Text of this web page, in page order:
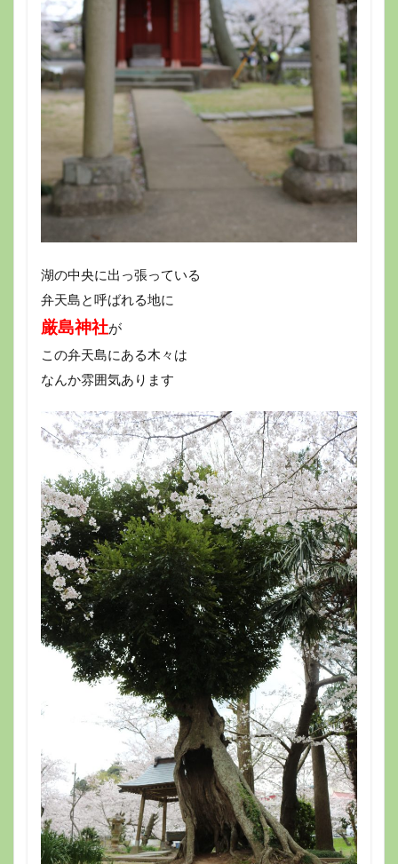
湖の中央に出っ張っている
弁天島と呼ばれる地に
厳島神社が
この弁天島にある木々は
なんか雰囲気あります